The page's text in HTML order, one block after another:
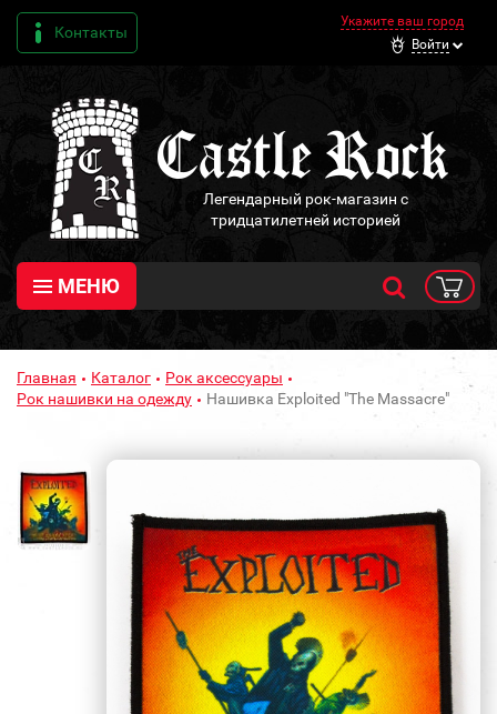
Контакты
Укажите ваш город
Войти
Легендарный рок-магазин с
тридцатилетней историей
МЕНЮ
Главная Каталог
Рок аксессуары
Рок нашивки на одежду
Нашивка Exploited "The Massacre"